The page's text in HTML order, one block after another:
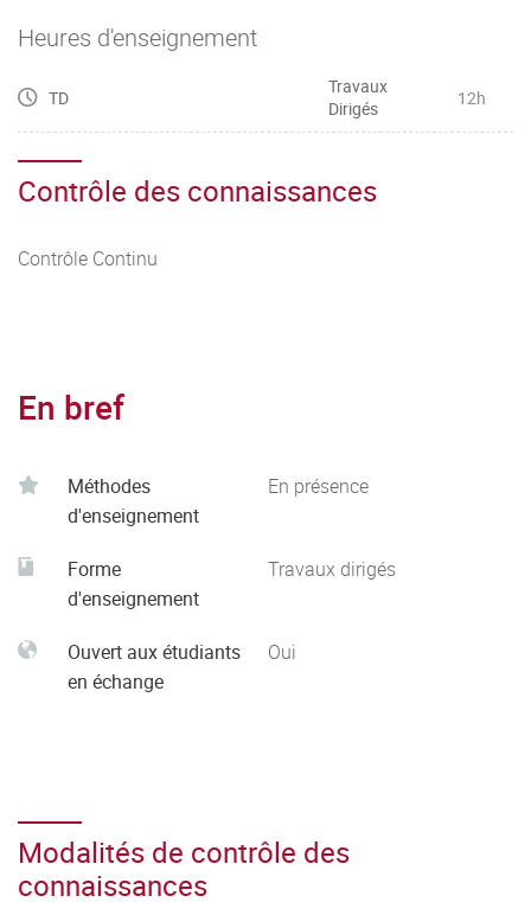
Heures d'enseignement
TD
Travaux
Dirigés
12h
Contrôle des connaissances
Contrôle Continu
En bref
Méthodes
d'enseignement
En présence
Forme
d'enseignement
Travaux dirigés
Ouvert aux étudiants
en échange
Oui
Modalités de contrôle des
connaissances